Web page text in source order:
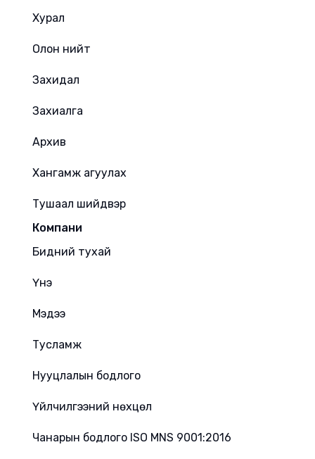
Хурал
Олон нийт
Захидал
Захиалга
Архив
Хангамж агуулах
Тушаал шийдвэр
Компани
Бидний тухай
Үнэ
Мэдээ
Тусламж
Нууцлалын бодлого
Үйлчилгээний нөхцөл
Чанарын бодлого ISO MNS 9001:2016